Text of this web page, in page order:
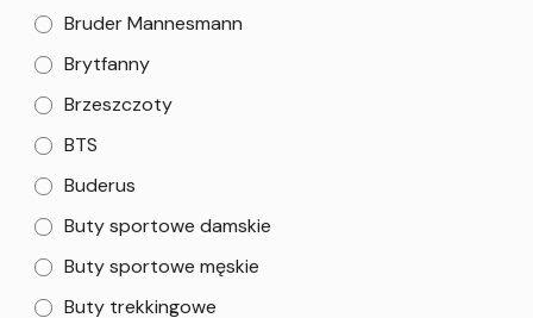
Bruder Mannesmann
Brytfanny
Brzeszczoty
BTS
Buderus
Buty sportowe damskie
Buty sportowe męskie
Buty trekkingowe